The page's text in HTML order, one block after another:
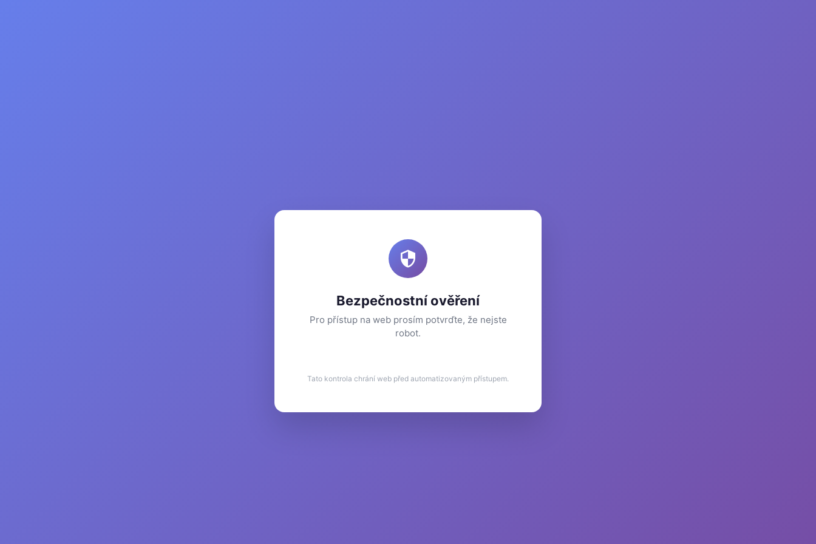
Bezpečnostní ověření
Pro přístup na web prosím potvrďte, že nejste
robot.
Tato kontrola chrání web před automatizovaným přístupem.